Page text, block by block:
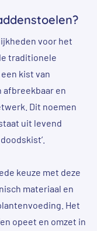
voor het
traditionele
kist van
afbreekbaar en
Dit noemen
uit levend
keuze met deze
materiaal en
Het
opeet en omzet in